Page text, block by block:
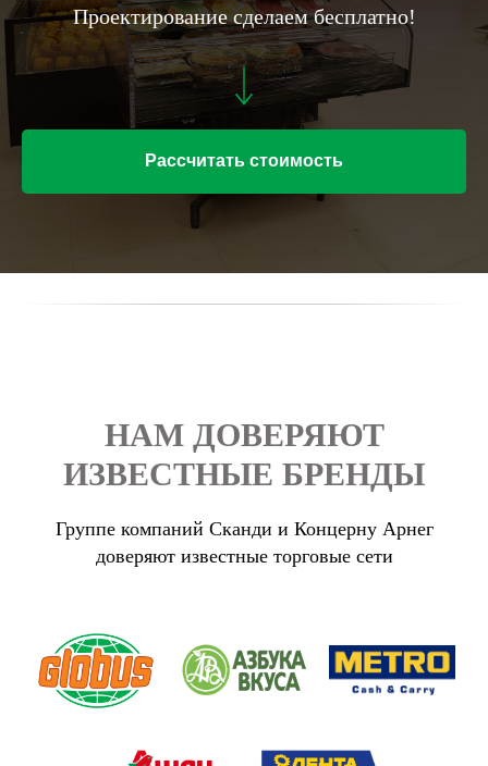
Проектирование сделаем бесплатно!
Рассчитать стоимость
НАМ ДОВЕРЯЮТ
ИЗВЕСТНЫЕ БРЕНДЫ
Группе компаний Сканди и Концерну Арнег
доверяют известные торговые сети